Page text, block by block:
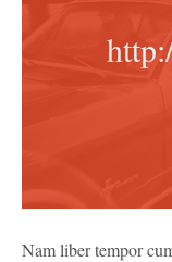
Nam liber tempor